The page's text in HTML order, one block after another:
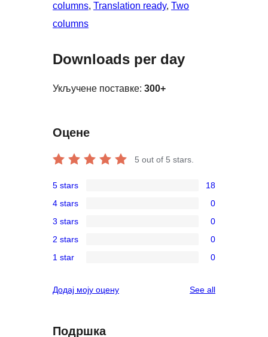
columns, Translation ready, Two
columns
Downloads per day
Укључене поставке: 300+
Оцене
5 out of 5 stars.
5-
star
reviews
5 stars 18
4-
star
reviews
4 stars 0
3-
star
3 stars 0
2-
reviews
2 stars 0
star
1 star 0
Додај моју оцену See allreviews
Подршка